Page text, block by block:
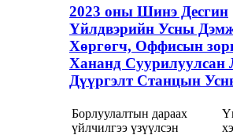
2023 оны Шинэ Десгин
Үйлдвэрийн Усны
Хөргөгч, Оффисын
Хананд Суурилуулсан
Дүүргэлт Станцын
Борлуулалтын дараах
үйлчилгээ үзүүлсэн